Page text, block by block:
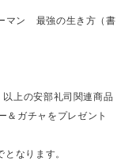
マン 最強の生き方（書
上の安部礼司関連商品
＆ガチャをプレゼント
なります。